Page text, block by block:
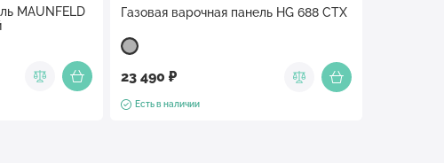
MAUNFELD
Газовая варочная панель HG 688 CTX
23 490 ₽
Есть в наличии